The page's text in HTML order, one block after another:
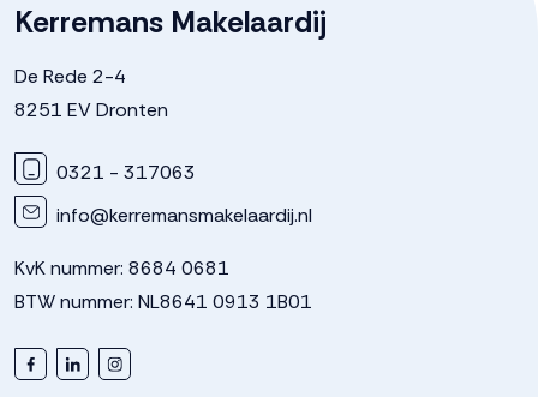
Kerremans Makelaardij
De Rede 2-4
8251 EV Dronten
0321 - 317063
info@kerremansmakelaardij.nl
KvK nummer: 8684 0681
BTW nummer: NL8641 0913 1B01